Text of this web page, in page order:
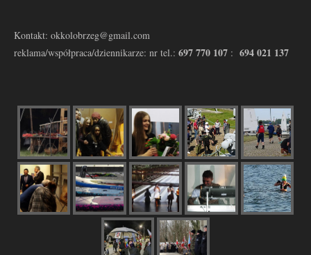
Kontakt: okkolobrzeg@gmail.com
reklama/współpraca/dziennikarze: nr tel.: 697 770 107 : 694 021 137